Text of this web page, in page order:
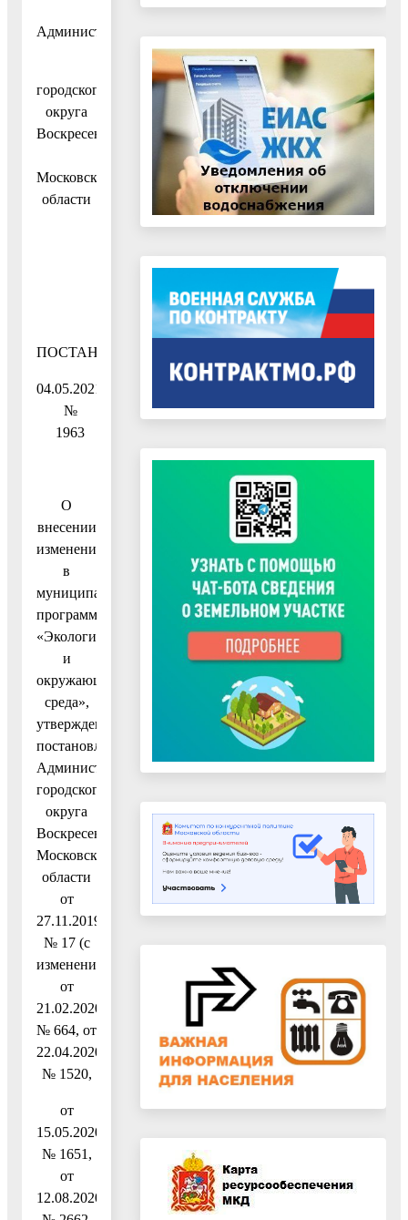
Администрация
городского
округа
Воскресенск
Московской
области
ПОСТАНОВЛЕНИЕ
04.05.2021
№
1963
О
внесении
изменений
в
муниципальную
программу
«Экология
и
окружающая
среда»,
утвержденную
постановлением
Администрации
городского
округа
Воскресенск
Московской
области
от
27.11.2019
№ 17 (с
изменениями
от
21.02.2020
№ 664, от
22.04.2020
№ 1520,
от
15.05.2020
№ 1651,
от
12.08.2020